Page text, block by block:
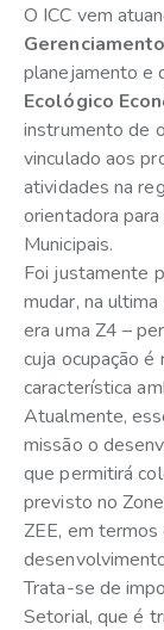
O ICC vem
planejamento e
Ecológico
instrumento de
vinculado aos
atividades na
orientadora
Municipais.
Foi justamente
mudar, na
era uma Z4 –
cuja ocupação
característica
Atualmente,
missão o
que permitirá
previsto no
ZEE, em
Trata-se de
Setorial, que é